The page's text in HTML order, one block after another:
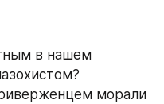
в нашем
морали